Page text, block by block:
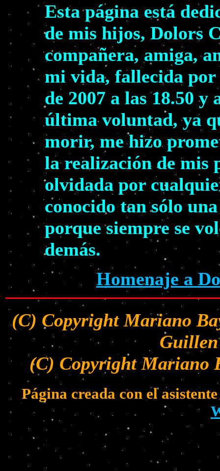
Esta página está
de mis hijos, Dolors
compañera, amiga,
mi vida, fallecida por
de 2007 a las 18.50
última voluntad, ya
morir, me hizo
la realización de mis
olvidada por
conocido tan sólo
porque siempre se
demás.
Homenaje a
(C) Copyright Mariano
(C) Copyright Mariano
Página creada con el